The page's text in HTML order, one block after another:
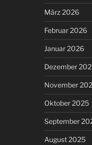
März 2026
Februar 2026
Januar 2026
Dezember
November
Oktober 2025
September
August 2025